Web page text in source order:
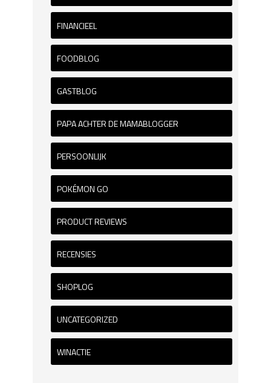
FINANCIEEL
FOODBLOG
GASTBLOG
PAPA ACHTER DE MAMABLOGGER
PERSOONLIJK
POKÉMON GO
PRODUCT REVIEWS
RECENSIES
SHOPLOG
UNCATEGORIZED
WINACTIE